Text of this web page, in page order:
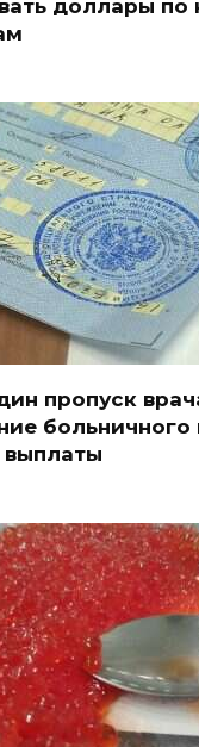
доллары по
пропуск
больничного
выплаты